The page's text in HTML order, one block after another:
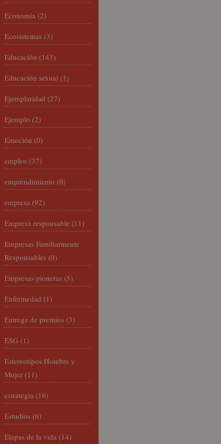
Economía (2)
Ecosistemas (3)
Educación (143)
Educación sexual (1)
Ejemplaridad (27)
Ejemplo (2)
Emoción (0)
empleo (37)
emprendimiento (0)
empresa (92)
Empresa responsable (11)
Empresas Familiarmente
Responsables (0)
Empresas pioneras (5)
Enfermedad (1)
Entrega de premios (3)
ESG (1)
Estereotipos Hombre y
Mujer (11)
estrategia (16)
Estudios (6)
Etapas de la vida (14)